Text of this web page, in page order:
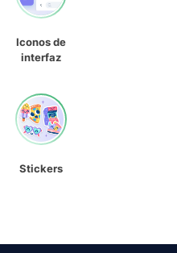
Iconos de
interfaz
Stickers